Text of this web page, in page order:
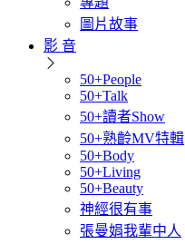
圖片故事
影 音
50+People
50+Talk
50+讀者Show
50+熟齡MV特輯
50+Body
50+Living
50+Beauty
神經很有事
張曼娟我輩中人